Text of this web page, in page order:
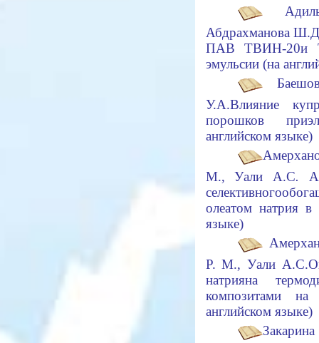
Адил
Абдрахманова Ш.
ПАВ ТВИН-20и
эмульсии (на
У.А.Влияние
порошков при
английском языке)
М., Уали А.С.
селективного
олеатом натрия в
языке)
Р. М., Уали А.С.
натрияна
композитами на
английском языке)